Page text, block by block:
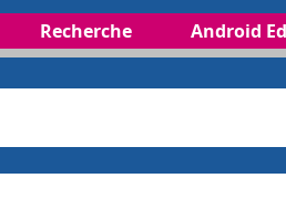
Recherche Android